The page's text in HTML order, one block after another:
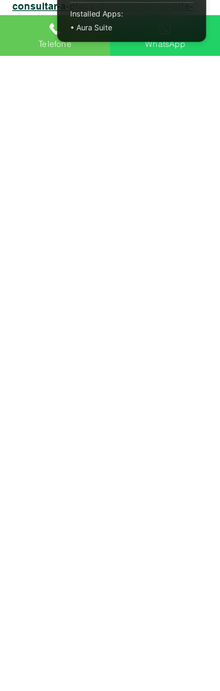
consultar-a-placa-de-veiculos-no-site-
do-detran-sp/
Telefone WhatsApp
Installed Apps:
• Aura Suite